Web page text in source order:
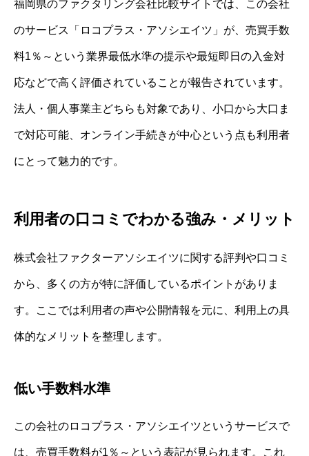
福岡県のファクタリング会社比較サイトでは、この会社
のサービス「ロコプラス・アソシエイツ」が、売買手数
料1％～という業界最低水準の提示や最短即日の入金対
応などで高く評価されていることが報告されています。
法人・個人事業主どちらも対象であり、小口から大口ま
で対応可能、オンライン手続きが中心という点も利用者
にとって魅力的です。
利用者の口コミでわかる強み・メリット
株式会社ファクターアソシエイツに関する評判や口コミ
から、多くの方が特に評価しているポイントがありま
す。ここでは利用者の声や公開情報を元に、利用上の具
体的なメリットを整理します。
低い手数料水準
この会社のロコプラス・アソシエイツというサービスで
は、売買手数料が1％～という表記が見られます。これ